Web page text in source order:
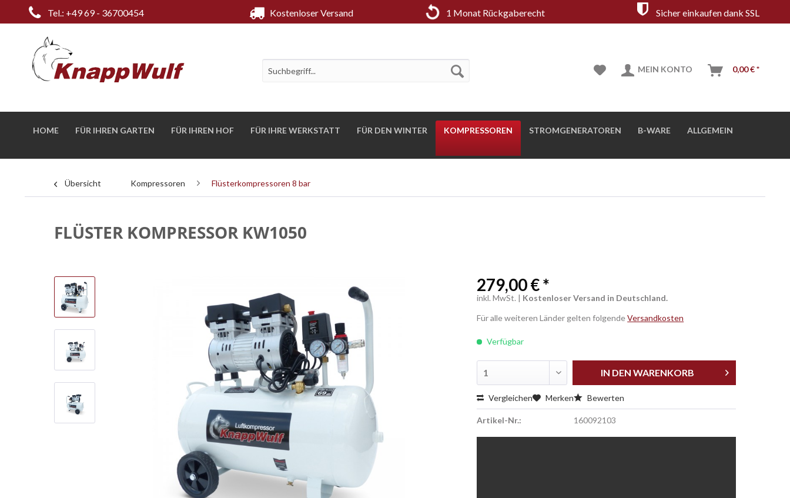
Tel.: +49 69 - 36700454 Kostenloser Versand 1 Monat Rückgaberecht Sicher einkaufen dank SSL
MEIN KONTO 0,00 € *
HOME FÜR IHREN GARTEN FÜR IHREN HOF FÜR IHRE WERKSTATT FÜR DEN WINTER KOMPRESSOREN STROMGENERATOREN B-WARE ALLGEMEIN
Übersicht Kompressoren Flüsterkompressoren 8 bar
FLÜSTER KOMPRESSOR KW1050
279,00 € *
inkl. MwSt. | Kostenloser Versand in Deutschland.
Für alle weiteren Länder gelten folgendeVersandkosten
Verfügbar
IN DEN WARENKORB
Vergleichen Merken Bewerten
Artikel-Nr.: 160092103